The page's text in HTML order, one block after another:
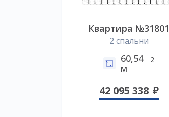
Квартира №31801
2 спальни
60,54
м
2
42 095 338